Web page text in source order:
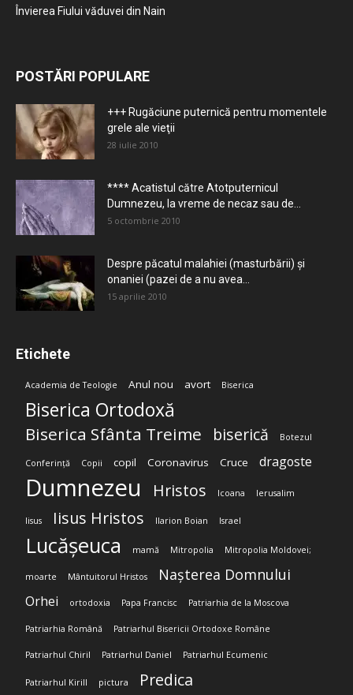
Învierea Fiului văduvei din Nain
POSTĂRI POPULARE
+++ Rugăciune puternică pentru momentele
grele ale vieţii
28 iulie 2010
**** Acatistul către Atotputernicul
Dumnezeu, la vreme de necaz sau de...
5 octombrie 2010
Despre păcatul malahiei (masturbării) şi
onaniei (pazei de a nu avea...
15 aprilie 2010
Etichete
Academia de Teologie Anul nou avort Biserica
Biserica Ortodoxă
Biserica Sfânta Treime biserică Botezul
Conferință Copii copil Coronavirus Cruce dragoste
Dumnezeu Hristos Icoana Ierusalim
Iisus Iisus Hristos Ilarion Boian Israel
Lucășeuca mamă Mitropolia Mitropolia Moldovei;
moarte Mântuitorul Hristos Nașterea Domnului
Orhei ortodoxia Papa Francisc Patriarhia de la Moscova
Patriarhia Română Patriarhul Bisericii Ortodoxe Române
Patriarhul Chiril Patriarhul Daniel Patriarhul Ecumenic
Patriarhul Kirill pictura Predica